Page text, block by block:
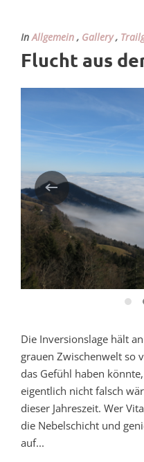
In Allgemein , Gallery,
Flucht aus
Die Inversionslage hält
grauen Zwischenwelt so
das Gefühl haben
eigentlich nicht falsch
dieser Jahreszeit. Wer
die Nebelschicht und
auf...